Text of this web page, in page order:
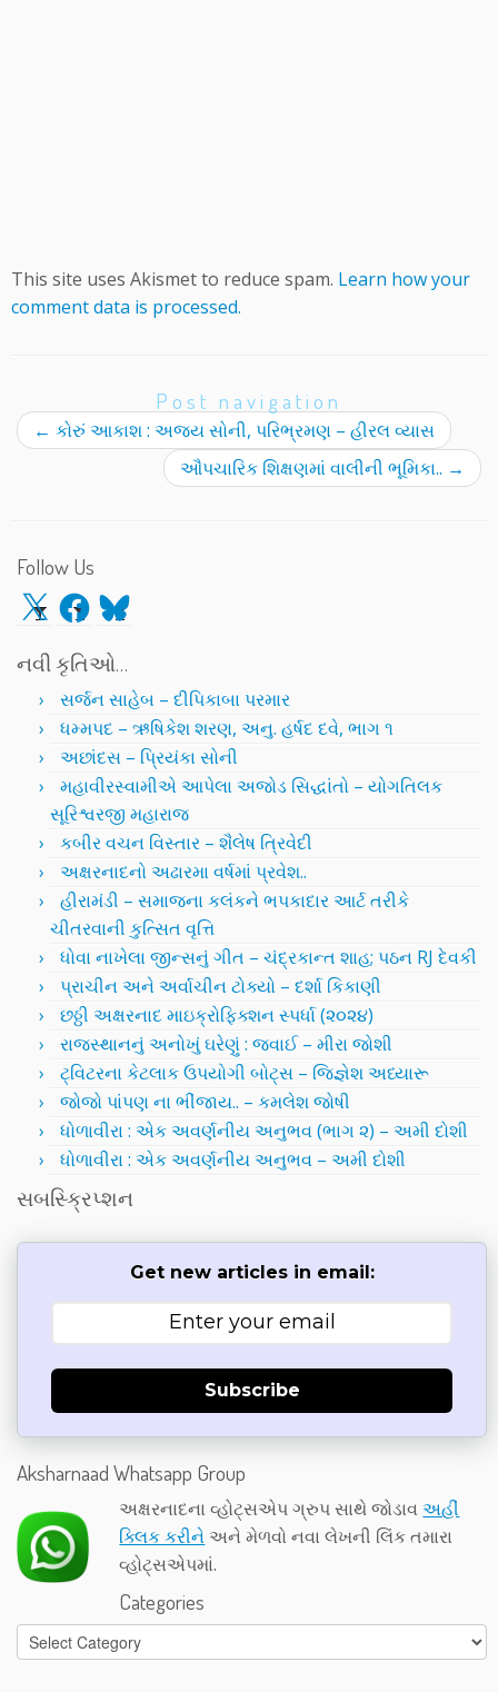
This site uses Akismet to reduce spam. Learn how your
comment data is processed.
Post navigation
← કોરું આકાશ : અજય સોની, પરિભ્રમણ – હીરલ વ્યાસ
ઔપચારિક શિક્ષણમાં વાલીની ભૂમિકા.. →
Follow Us
X Facebook
Bluesky
નવી કૃતિઓ…
સર્જન સાહેબ – દીપિકાબા પરમાર
ધમ્મપદ – ઋષિકેશ શરણ, અનુ. હર્ષદ દવે, ભાગ ૧
અછાંદસ – પ્રિયંકા સોની
મહાવીરસ્વામીએ આપેલા અજોડ સિદ્ધાંતો – યોગતિલક
સૂરિશ્વરજી મહારાજ
કબીર વચન વિસ્તાર – શૈલેષ ત્રિવેદી
અક્ષરનાદનો અઢારમા વર્ષમાં પ્રવેશ..
હીરામંડી – સમાજના કલંકને ભપકાદાર આર્ટ તરીકે
ચીતરવાની કુત્સિત વૃત્તિ
ધોવા નાખેલા જીન્સનું ગીત – ચંદ્રકાન્ત શાહ; પઠન RJ દેવકી
પ્રાચીન અને અર્વાચીન ટોક્યો – દર્શા કિકાણી
છઠ્ઠી અક્ષરનાદ માઇક્રોફિક્શન સ્પર્ધા (૨૦૨૪)
રાજસ્થાનનું અનોખું ઘરેણું : જવાઈ – મીરા જોશી
ટ્વિટરના કેટલાક ઉપયોગી બોટ્સ – જિજ્ઞેશ અધ્યારૂ
જોજો પાંપણ ના ભીંજાય.. – કમલેશ જોષી
ધોળાવીરા : એક અવર્ણનીય અનુભવ (ભાગ ૨) – અમી દોશી
ધોળાવીરા : એક અવર્ણનીય અનુભવ – અમી દોશી
સબસ્ક્રિપ્શન
Get new articles in email:
Subscribe
Aksharnaad Whatsapp Group
અક્ષરનાદના વ્હોટ્સએપ ગ્રુપ સાથે જોડાવઅહીં
ક્લિક કરીને અને મેળવો નવા લેખની લિંક તમારા
વ્હોટ્સએપમાં.
Categories
Categories